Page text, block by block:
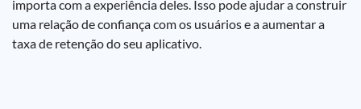
importa com a experiência deles. Isso pode ajudar a construir
uma relação de confiança com os usuários e a aumentar a
taxa de retenção do seu aplicativo.